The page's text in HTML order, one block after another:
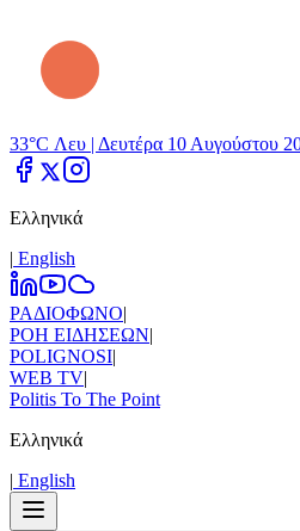
33°C Λευ | Δευτέρα 10 Αυγούστου
Ελληνικά
| Εnglish
ΡΑΔΙΟΦΩΝΟ|
ΡΟΗ ΕΙΔΗΣΕΩΝ|
POLIGNOSI|
WEB TV|
Politis To The Point
Ελληνικά
| Εnglish